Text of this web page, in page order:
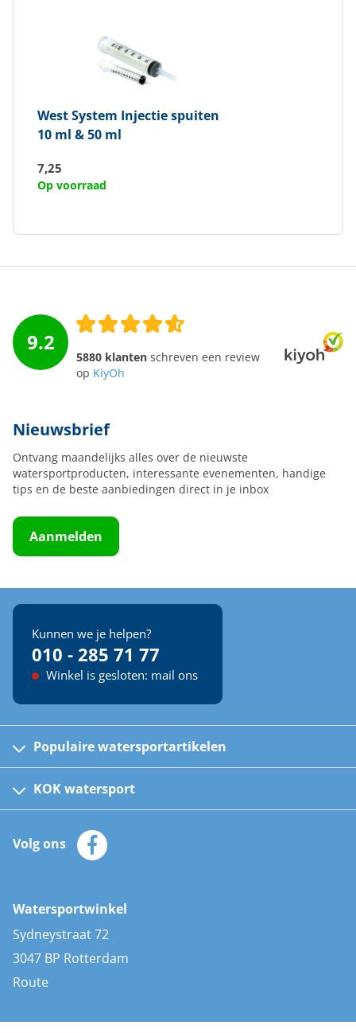
West System Injectie spuiten
10 ml & 50 ml
7,25
Op voorraad
9.2
5880 klanten schreven een review
op KiyOh
Nieuwsbrief
Ontvang maandelijks alles over de nieuwste
watersportproducten, interessante evenementen, handige
tips en de beste aanbiedingen direct in je inbox
Aanmelden
Kunnen we je helpen?
010 - 285 71 77
Winkel is gesloten: mail ons
Populaire watersportartikelen
Kinder reddingsvesten
Automatische reddingsvesten
Zeilkleding
Zonnepanelen
AIS transponders
Stootwillen en fenders
Bootkussens
Zwemtrappen
KOK watersport
Klantenservice
Merken
Volg ons
Watersportwinkel
Sydneystraat 72
3047 BP Rotterdam
Route